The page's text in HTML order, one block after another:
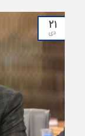
حل این مسئله، ارائه
۲۱
دی